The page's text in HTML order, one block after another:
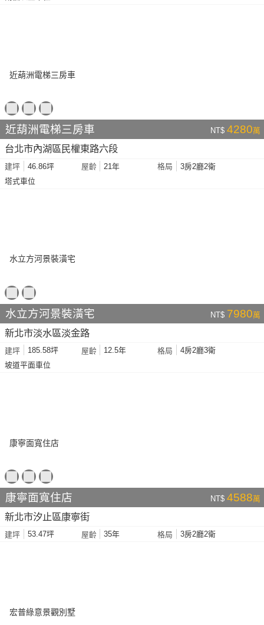
近葫洲電梯三房車 NT$ 4280萬
台北市內湖區民權東路六段
建坪 46.86坪 屋齡 21年 格局
3房2廳2衛
塔式車位
水立方河景裝潢宅 NT$ 7980萬
新北市淡水區淡金路
建坪 185.58坪 屋齡 12.5年 格局
4房2廳3衛
坡道平面車位
康寧面寬住店 NT$ 4588萬
新北市汐止區康寧街
建坪 53.47坪 屋齡 35年 格局 3房2廳2衛